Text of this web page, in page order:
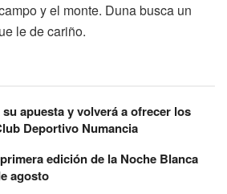
y el monte. Duna busca un
le de cariño.
apuesta y volverá a ofrecer los
Deportivo Numancia
edición de la Noche Blanca
agosto